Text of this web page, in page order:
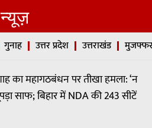
न्यूज़
गुनाह उत्तर प्रदेश उत्तराखंड
का महागठबंधन पर तीखा हमला: ‘न
साफ; बिहार में NDA की 243 सीटें